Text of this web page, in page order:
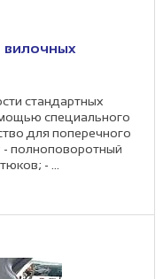
вилочных
стандартных
специального
для поперечного
- полноповоротный
- ...